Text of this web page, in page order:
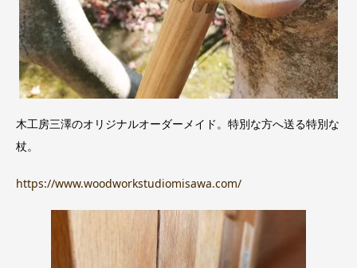
木工房三澤のオリジナルオーダーメイド。特別な方へ送る特別な
杖。
https://www.woodworkstudiomisawa.com/